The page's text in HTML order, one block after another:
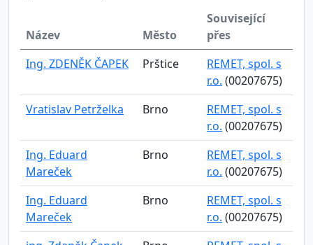
Název Město
Související
přes
Ing. ZDENĚK ČAPEK
Prštice
REMET, spol. s
r.o. (00207675)
Vratislav Petrželka
Brno
REMET, spol. s
r.o. (00207675)
Ing. Eduard
Mareček
Brno
REMET, spol. s
r.o. (00207675)
Ing. Eduard
Mareček
Brno
REMET, spol. s
r.o. (00207675)